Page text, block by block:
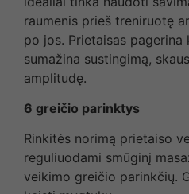
raumenis prieš treniruotę
po jos. Prietaisas pagerina
sumažina sustingimą,
amplitudę.
6 greičio parinktys
Rinkitės norimą prietaiso
reguliuodami smūginį
veikimo greičio parinkčių.